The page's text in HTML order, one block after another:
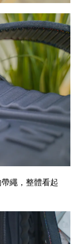
繩，整體看起